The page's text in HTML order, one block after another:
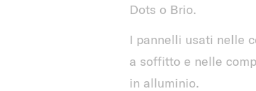
Dots o Brio.
I pannelli usati nelle
a soffitto e nelle
in alluminio.